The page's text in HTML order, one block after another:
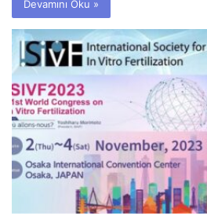
Devamını Oku »